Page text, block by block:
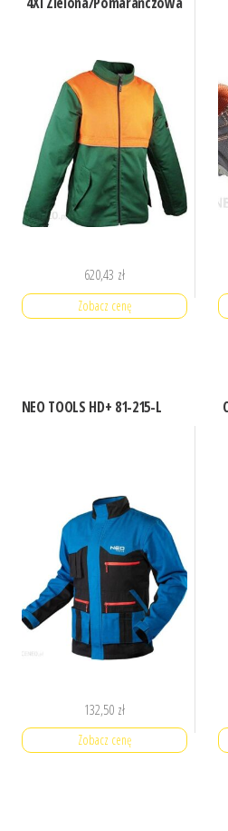
620,43 zł
Zobacz cenę
NEO TOOLS HD+ 81-215-L
132,50 zł
Zobacz cenę